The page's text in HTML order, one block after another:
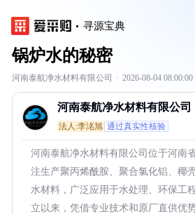
寻源宝典
锅炉水的秘密
河南泰航净水材料有限公司 · 2026-08-04 08:00:00
河南泰航净水材料有限公司
法人:李洺旭 通过真实性核验
河南泰航净水材料有限公司位于河南
注生产聚丙烯酰胺、聚合氯化铝、椰
水材料，广泛应用于水处理、环保工
立以来，凭借专业技术和原厂直供优